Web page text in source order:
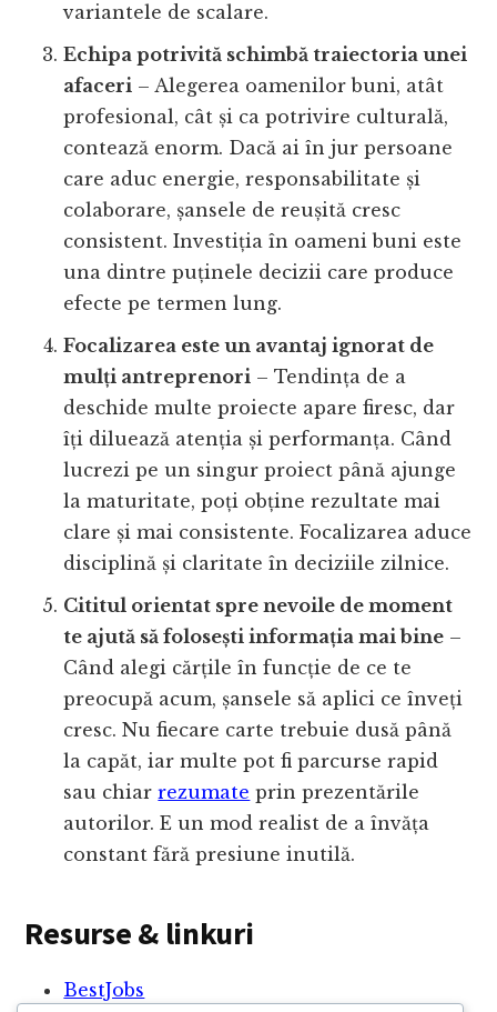
variantele de scalare.
Echipa potrivită schimbă traiectoria unei
afaceri – Alegerea oamenilor buni, atât
profesional, cât și ca potrivire culturală,
contează enorm. Dacă ai în jur persoane
care aduc energie, responsabilitate și
colaborare, șansele de reușită cresc
consistent. Investiția în oameni buni este
una dintre puținele decizii care produce
efecte pe termen lung.
Focalizarea este un avantaj ignorat de
mulți antreprenori – Tendința de a
deschide multe proiecte apare firesc, dar
îți diluează atenția și performanța. Când
lucrezi pe un singur proiect până ajunge
la maturitate, poți obține rezultate mai
clare și mai consistente. Focalizarea aduce
disciplină și claritate în deciziile zilnice.
Cititul orientat spre nevoile de moment
te ajută să folosești informația mai bine –
Când alegi cărțile în funcție de ce te
preocupă acum, șansele să aplici ce înveți
cresc. Nu fiecare carte trebuie dusă până
la capăt, iar multe pot fi parcurse rapid
sau chiarrezumate prin prezentările
autorilor. E un mod realist de a învăța
constant fără presiune inutilă.
Resurse & linkuri
BestJobs